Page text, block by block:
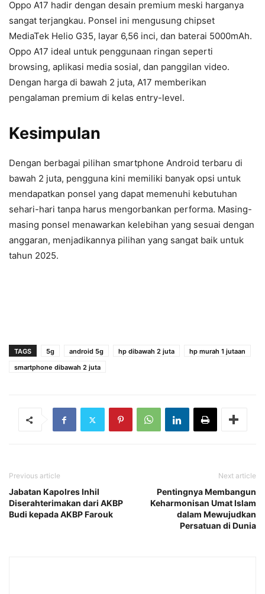
Oppo A17 hadir dengan desain premium meski harganya
sangat terjangkau. Ponsel ini mengusung chipset
MediaTek Helio G35, layar 6,56 inci, dan baterai 5000mAh.
Oppo A17 ideal untuk penggunaan ringan seperti
browsing, aplikasi media sosial, dan panggilan video.
Dengan harga di bawah 2 juta, A17 memberikan
pengalaman premium di kelas entry-level.
Kesimpulan
Dengan berbagai pilihan smartphone Android terbaru di
bawah 2 juta, pengguna kini memiliki banyak opsi untuk
mendapatkan ponsel yang dapat memenuhi kebutuhan
sehari-hari tanpa harus mengorbankan performa. Masing-
masing ponsel menawarkan kelebihan yang sesuai dengan
anggaran, menjadikannya pilihan yang sangat baik untuk
tahun 2025.
TAGS 5g android 5g hp dibawah 2 juta
hp murah 1 jutaan
smartphone dibawah 2 juta
Previous article
Jabatan Kapolres Inhil
Diserahterimakan dari AKBP
Budi kepada AKBP Farouk
Next article
Pentingnya Membangun
Keharmonisan Umat Islam
dalam Mewujudkan
Persatuan di Dunia